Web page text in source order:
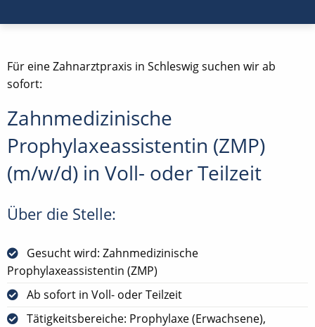
Für eine Zahnarztpraxis in Schleswig suchen wir ab
sofort:
Zahnmedizinische
Prophylaxeassistentin (ZMP)
(m/w/d) in Voll- oder Teilzeit
Über die Stelle:
Gesucht wird: Zahnmedizinische
Prophylaxeassistentin (ZMP)
Ab sofort in Voll- oder Teilzeit
Tätigkeitsbereiche: Prophylaxe (Erwachsene),